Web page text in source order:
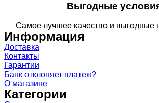
Выгодные
Самое лучшее качество и выгодные
Информация
Доставка
Контакты
Гарантии
Банк отклоняет платеж?
О магазине
Категории